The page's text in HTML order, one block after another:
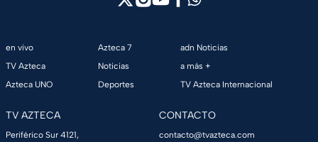
en vivo
TV Azteca
Azteca UNO
Azteca 7
Noticias
Deportes
adn Noticias
a más +
TV Azteca Internacional
TV AZTECA
Periférico Sur 4121,
CONTACTO
contacto@tvazteca.com